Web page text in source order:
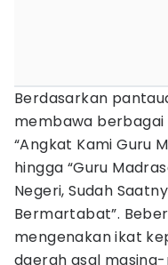
Berdasarkan
membawa
“Angkat Kami Guru
hingga “Guru
Negeri, Sudah
Bermartabat”.
mengenakan ikat
daerah asal masing-